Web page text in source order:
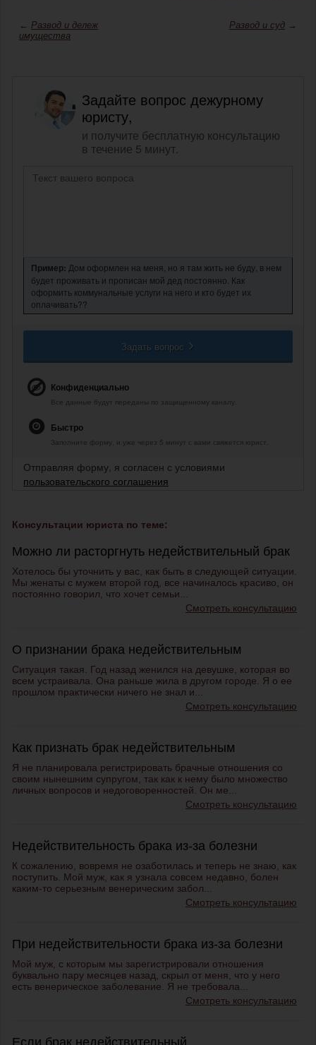
← Развод и дележ
имущества
Развод и суд →
Задайте вопрос дежурному
юристу,
и получите бесплатную консультацию
в течение 5 минут.
Пример: Дом оформлен на меня, но я там жить не буду, в нем
будет проживать и прописан мой дед постоянно. Как
оформить коммунальные услуги на него и кто будет их
оплачивать??
Задать вопрос
Конфиденциально
Все данные будут переданы по защищенному каналу.
Быстро
Заполните форму, и уже через 5 минут с вами свяжется юрист.
Отправляя форму, я согласен с условиями
пользовательского соглашения
Консультации юриста по теме:
Можно ли расторгнуть недействительный брак
Хотелось бы уточнить у вас, как быть в следующей ситуации.
Мы женаты с мужем второй год, все начиналось красиво, он
постоянно говорил, что хочет семьи...
Смотреть консультацию
О признании брака недействительным
Ситуация такая. Год назад женился на девушке, которая во
всем устраивала. Она раньше жила в другом городе. Я о ее
прошлом практически ничего не знал и...
Смотреть консультацию
Как признать брак недействительным
Я не планировала регистрировать брачные отношения со
своим нынешним супругом, так как к нему было множество
личных вопросов и недоговоренностей. Он ме...
Смотреть консультацию
Недействительность брака из-за болезни
К сожалению, вовремя не озаботилась и теперь не знаю, как
поступить. Мой муж, как я узнала совсем недавно, болен
каким-то серьезным венерическим забол...
Смотреть консультацию
При недействительности брака из-за болезни
Мой муж, с которым мы зарегистрировали отношения
буквально пару месяцев назад, скрыл от меня, что у него
есть венерическое заболевание. Я не требовала...
Смотреть консультацию